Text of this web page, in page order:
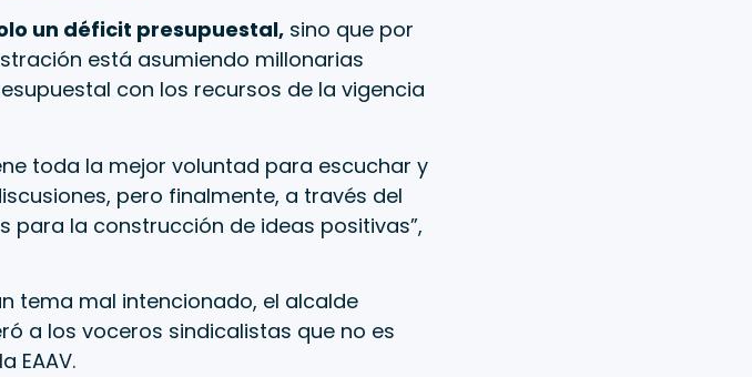
un déficit presupuestal,sino que por
está asumiendo millonarias
con los recursos de la vigencia
toda la mejor voluntad para escuchar y
pero finalmente, a través del
para la construcción de ideas positivas”,
tema mal intencionado, el alcalde
a los voceros sindicalistas que no es
EAAV.